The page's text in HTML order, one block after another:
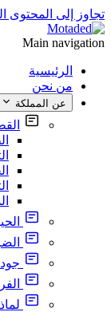
تجاوز إلى المحتوى
Main navigation
الرئيسية
من نحن
عن المملكة